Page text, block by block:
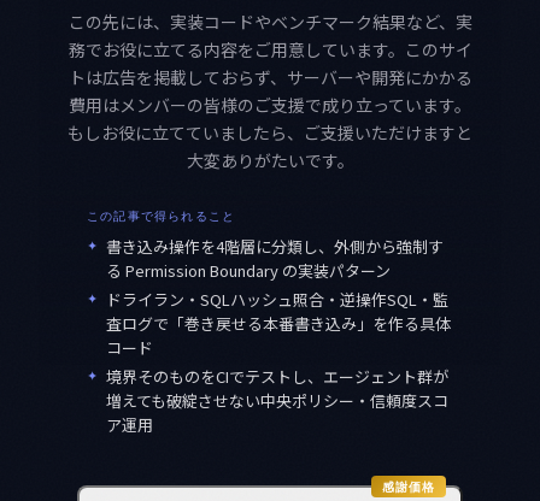
この先には、実装コードやベンチマーク結果など、実
務でお役に立てる内容をご用意しています。このサイ
トは広告を掲載しておらず、サーバーや開発にかかる
費用はメンバーの皆様のご支援で成り立っています。
もしお役に立てていましたら、ご支援いただけますと
大変ありがたいです。
この記事で得られること
✦ 書き込み操作を4階層に分類し、外側から強制す
る Permission Boundary の実装パターン
✦
ドライラン・SQLハッシュ照合・逆操作SQL・監
査ログで「巻き戻せる本番書き込み」を作る具体
コード
✦ 境界そのものをCIでテストし、エージェント群が
増えても破綻させない中央ポリシー・信頼度スコ
ア運用
感謝価格